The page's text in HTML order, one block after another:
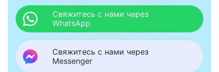
Свяжитесь с нами через
WhatsApp
Свяжитесь с нами через
Messenger